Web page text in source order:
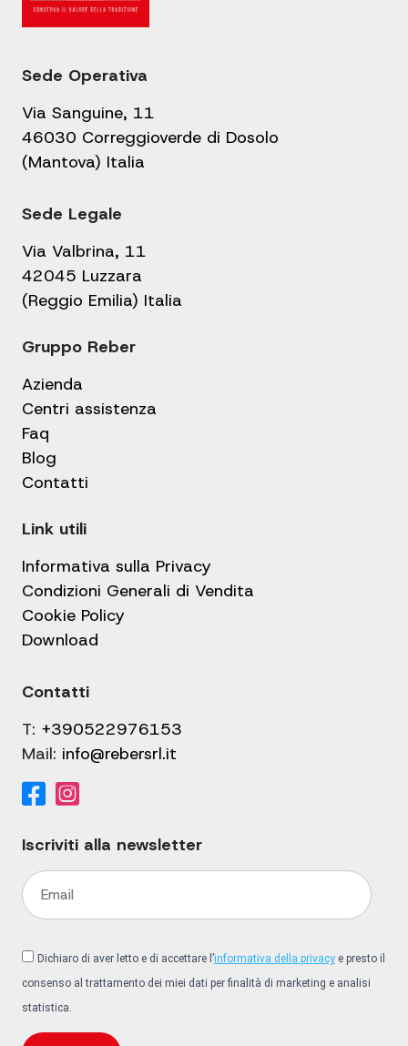
Sede Operativa
Via Sanguine, 11
46030 Correggioverde di Dosolo
(Mantova) Italia
Sede Legale
Via Valbrina, 11
42045 Luzzara
(Reggio Emilia) Italia
Gruppo Reber
Azienda
Centri assistenza
Faq
Blog
Contatti
Link utili
Informativa sulla Privacy
Condizioni Generali di Vendita
Cookie Policy
Download
Contatti
T: +390522976153
Mail: info@rebersrl.it
Iscriviti alla newsletter
Dichiaro di aver letto e di accettare l’informativa della privacy e presto il
consenso al trattamento dei miei dati per finalità di marketing e analisi
statistica.